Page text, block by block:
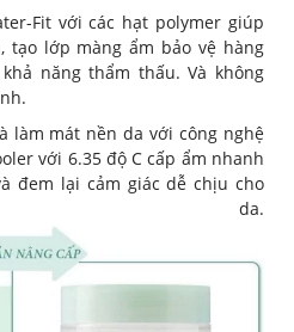
Fit với các hạt polymer giúp
tạo lớp màng ẩm bảo vệ hàng
năng thẩm thấu. Và không
làm mát nền da với công nghệ
với 6.35 độ C cấp ẩm nhanh
đem lại cảm giác dễ chịu cho
da.